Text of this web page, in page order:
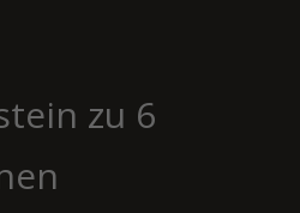
zu 6